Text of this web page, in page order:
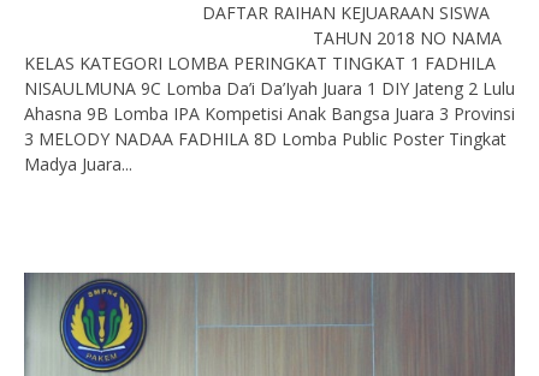
DAFTAR RAIHAN KEJUARAAN SISWA
TAHUN 2018 NO NAMA
KELAS KATEGORI LOMBA PERINGKAT TINGKAT 1 FADHILA
NISAULMUNA 9C Lomba Da’i Da’Iyah Juara 1 DIY Jateng 2 Lulu
Ahasna 9B Lomba IPA Kompetisi Anak Bangsa Juara 3 Provinsi
3 MELODY NADAA FADHILA 8D Lomba Public Poster Tingkat
Madya Juara...